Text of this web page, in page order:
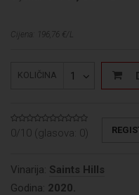
Cijena: 196,76 €/L
KOLIČINA 1
0/10 (glasova: 0)
Vinarija: Saints Hills
Godina: 2020.